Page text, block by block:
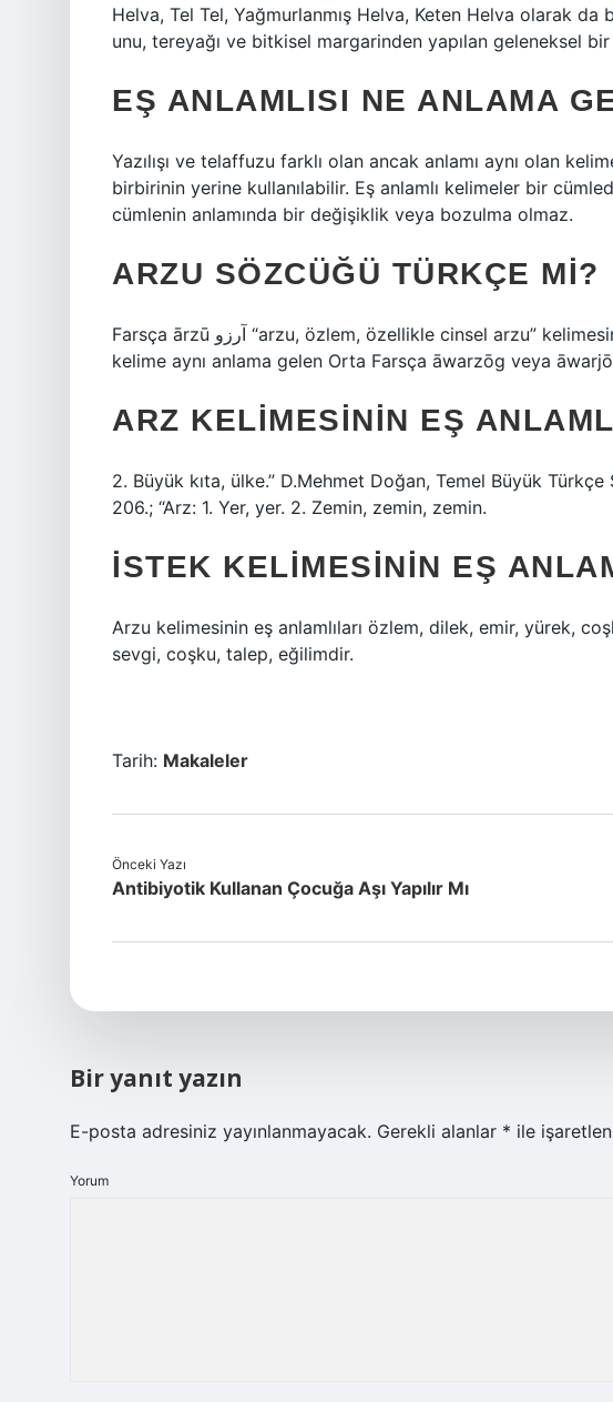
Helva, Tel Tel, Yağmurlanmış Helva, Keten Helva olarak da
unu, tereyağı ve bitkisel margarinden yapılan geleneksel bir
EŞ ANLAMLISI NE ANLAMA
Yazılışı ve telaffuzu farklı olan ancak anlamı aynı olan
birbirinin yerine kullanılabilir. Eş anlamlı kelimeler bir
cümlenin anlamında bir değişiklik veya bozulma olmaz.
ARZU SÖZCÜĞÜ TÜRKÇE MI?
Farsça ārzū آرزو “arzu, özlem, özellikle cinsel arzu” kelimesinden ödünç alınmış bir kelimedir. Bu
kelime aynı anlama gelen Orta Farsça āwarzōg veya
ARZ KELIMESININ EŞ
2. Büyük kıta, ülke.” D.Mehmet Doğan, Temel Büyük Türkçe
206.; “Arz: 1. Yer, yer. 2. Zemin, zemin, zemin.
İSTEK KELIMESININ EŞ
Arzu kelimesinin eş anlamlıları özlem, dilek, emir, yürek,
sevgi, coşku, talep, eğilimdir.
Tarih: Makaleler
Önceki Yazı
Antibiyotik Kullanan Çocuğa Aşı Yapılır Mı
Bir yanıt yazın
E-posta adresiniz yayınlanmayacak. Gerekli alanlar * ile
Yorum